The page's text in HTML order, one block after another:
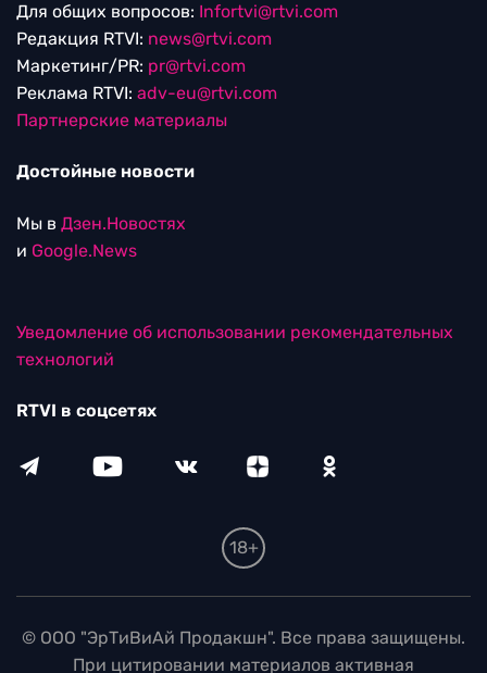
Для общих вопросов: Infortvi@rtvi.com
Редакция RTVI: news@rtvi.com
Маркетинг/PR: pr@rtvi.com
Реклама RTVI: adv-eu@rtvi.com
Партнерские материалы
Достойные новости
Мы в Дзен.Новостях
и Google.News
Уведомление об использовании рекомендательных
технологий
RTVI в соцсетях
18+
© ООО "ЭрТиВиАй Продакшн". Все права защищены.
При цитировании материалов активная